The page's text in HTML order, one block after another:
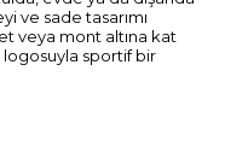
ve sade tasarımı
veya mont altına kat
logosuyla sportif bir